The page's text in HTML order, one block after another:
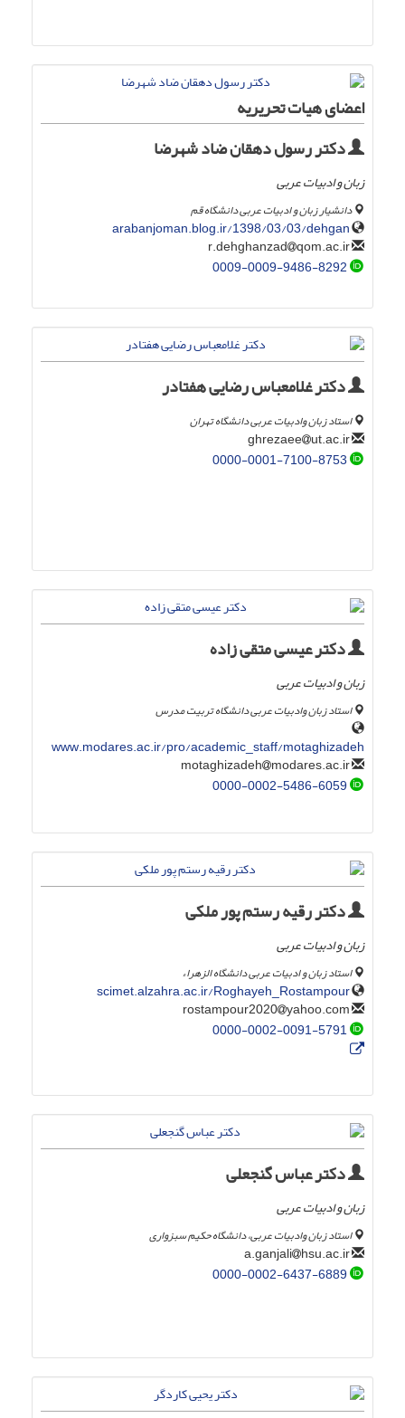
اعضای هیات تحریریه
دکتر رسول دهقان ضاد شهرضا
زبان و ادبیات عربی
دانشیار زبان و ادبیات عربی دانشگاه قم
arabanjoman.blog.ir/1398/03/03/dehgan
qom.ac.ir
0009-0009-9486-8292
دکتر غلامعباس رضایی هفتادر
استاد زبان وادبیات عربی دانشگاه تهران
ut.ac.ir
0000-0001-7100-8753
دکتر عیسی متقی زاده
زبان و ادبیات عربی
استاد زبان وادبیات عربی دانشگاه تربیت مدرس
www.modares.ac.ir/pro/academic_staff/motaghizadeh
modares.ac.ir
0000-0002-5486-6059
دکتر رقیه رستم پور ملکی
زبان و ادبیات عربی
استاد زبان و ادبیات عربی دانشگاه الزهراء
scimet.alzahra.ac.ir/Roghayeh_Rostampour
yahoo.com
0000-0002-0091-5791
دکتر عباس گنجعلی
زبان و ادبیات عربی
استاد زبان وادبیات عربی، دانشگاه حکیم سبزواری
hsu.ac.ir
0000-0002-6437-6889